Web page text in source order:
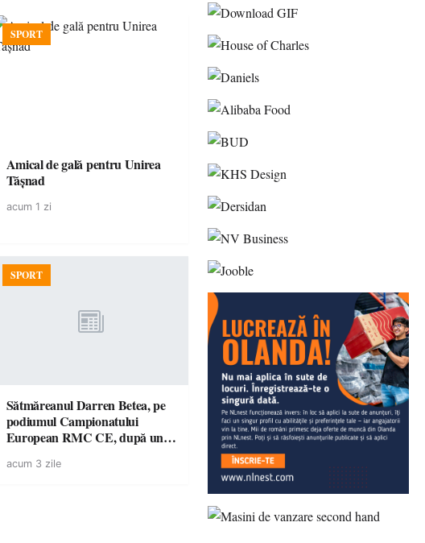
SPORT
Amical de gală pentru Unirea
Tășnad
acum 1 zi
SPORT
Sătmăreanul Darren Betea, pe
podiumul Campionatului
European RMC CE, după un
Räikkönen
acum 3 zile